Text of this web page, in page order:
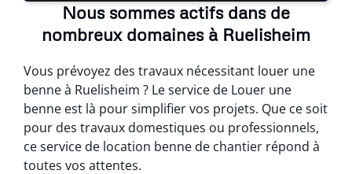
Nous sommes actifs dans de
nombreux domaines à Ruelisheim
Vous prévoyez des travaux nécessitant louer une
benne à Ruelisheim ? Le service de Louer une
benne est là pour simplifier vos projets. Que ce soit
pour des travaux domestiques ou professionnels,
ce service de location benne de chantier répond à
toutes vos attentes.